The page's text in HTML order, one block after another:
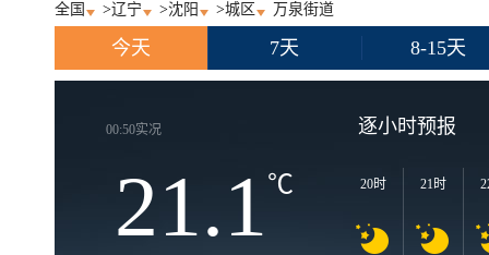
全国 >辽宁 >沈阳 >城区 万泉街道
今天 7天 8-15天
00:50实况
21.1℃
逐小时预报
20时 21时